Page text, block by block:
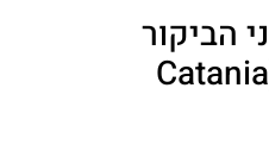
הביקור
בקתדרלת קטניה (Catania